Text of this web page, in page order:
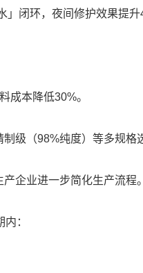
闭环，夜间修护效果提升
成本降低30%。
级（98%纯度）等多规格
企业进一步简化生产流程。
：